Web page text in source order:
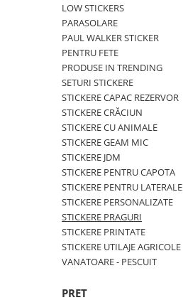
VOLKSWAGEN
STICKERE STALPI
STALPI MARCI AUTO
TOP VANZARI
STICKERE PARBRIZ
STICKERE STALPI SI GEAM MIC
STICKERE CAMUFLAJ
STICKERE PENTRU FIRME
STICKERE MARI
STICKERE CAMIOANE
LOW STICKERS
PARASOLARE
PAUL WALKER STICKER
PENTRU FETE
PRODUSE IN TRENDING
SETURI STICKERE
STICKERE CAPAC REZERVOR
STICKERE CRĂCIUN
STICKERE CU ANIMALE
STICKERE GEAM MIC
STICKERE JDM
STICKERE PENTRU CAPOTA
STICKERE PENTRU LATERALE
STICKERE PERSONALIZATE
STICKERE PRAGURI
STICKERE PRINTATE
STICKERE UTILAJE AGRICOLE
VANATOARE - PESCUIT
PRET